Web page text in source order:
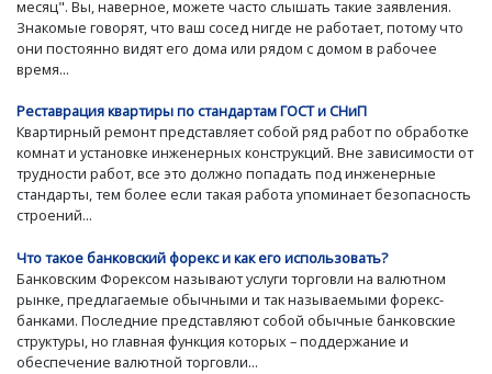
месяц". Вы, наверное, можете часто слышать такие заявления.
Знакомые говорят, что ваш сосед нигде не работает, потому что
они постоянно видят его дома или рядом с домом в рабочее
время...
Реставрация квартиры по стандартам ГОСТ и СНиП
Квартирный ремонт представляет собой ряд работ по обработке
комнат и установке инженерных конструкций. Вне зависимости от
трудности работ, все это должно попадать под инженерные
стандарты, тем более если такая работа упоминает безопасность
строений...
Что такое банковский форекс и как его использовать?
Банковским Форексом называют услуги торговли на валютном
рынке, предлагаемые обычными и так называемыми форекс-
банками. Последние представляют собой обычные банковские
структуры, но главная функция которых – поддержание и
обеспечение валютной торговли...